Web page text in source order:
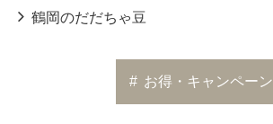
鶴岡のだだちゃ豆
# お得・キャンペーン